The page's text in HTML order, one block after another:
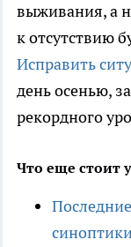
выживания, а
к отсутствию
Исправить
день осенью,
рекордного
Что еще стоит